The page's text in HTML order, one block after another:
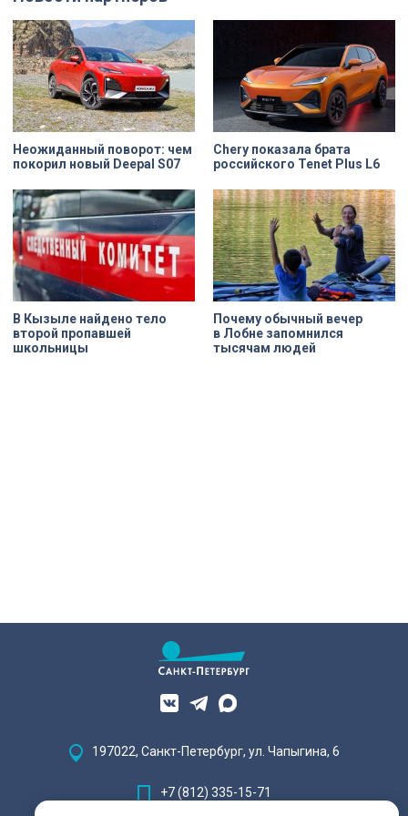
петербургского коллектива в
преддверии ответственной игры.
документы и адаптироваться на
Неожиданный поворот: чем
покорил новый Deepal S07
Chery показала брата
российского Tenet Plus L6
В Кызыле найдено тело
второй пропавшей
школьницы
Почему обычный вечер
в Лобне запомнился
тысячам людей
197022, Санкт-Петербург, ул. Чапыгина, 6
+7 (812) 335-15-71